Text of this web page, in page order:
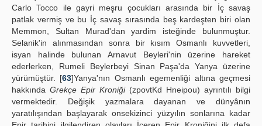
Carlo Tocco ile gayri meşru çocukları arasında bir İç savaş
patlak vermiş ve bu İç savaş sırasında beş kardeşten biri olan
Memmon, Sultan Murad'dan yardim isteğinde bulunmuştur.
Selanik'in alınmasından sonra bir kısım Osmanlı kuvvetleri,
isyan halinde bulunan Arnavut Beyleri'nin üzerine hareket
ederlerken, Rumeli Beylerbeyi Sinan Paşa'da Yanya üzerine
yürümüştür. [63]Yanya'nın Osmanlı egemenliği altına geçmesi
hakkında Grekçe Epir Kroniği(zpovtKd Hneipou) ayrıntılı bilgi
vermektedir. Değişik yazmalara dayanan ve dünyânın
yaratılışından başlayarak onsekizinci yüzyılın sonlarına kadar